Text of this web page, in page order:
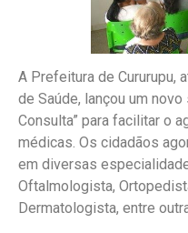
A Prefeitura de Cururupu,
de Saúde, lançou um
Consulta” para facilitar o
médicas. Os cidadãos
em diversas
Oftalmologista,
Dermatologista, entre